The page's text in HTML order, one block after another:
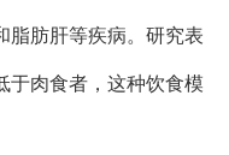
固醇含量。
常内脏功能活跃，肌